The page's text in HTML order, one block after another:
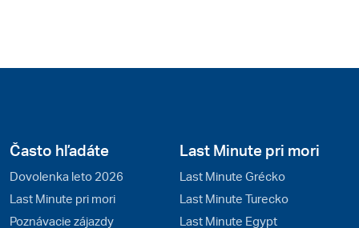
Často hľadáte
Dovolenka leto 2026
Last Minute pri mori
Poznávacie zájazdy
Last Minute pri mori
Last Minute Grécko
Last Minute Turecko
Last Minute Egypt